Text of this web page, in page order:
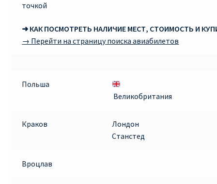
точкой
➜ КАК ПОСМОТРЕТЬ НАЛИЧИЕ МЕСТ, СТОИМОСТЬ И
→ Перейти на страницу поиска авиабилетов
Польша
Великобритания
Краков
Лондон
Станстед
Вроцлав